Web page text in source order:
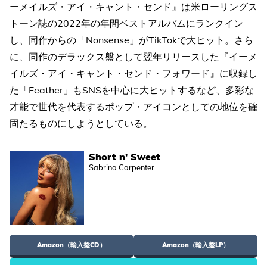
ーメイルズ・アイ・キャント・センド』は米ローリングス
トーン誌の2022年の年間ベストアルバムにランクイン
し、同作からの「Nonsense」がTikTokで大ヒット。さら
に、同作のデラックス盤として翌年リリースした『イーメ
イルズ・アイ・キャント・センド・フォワード』に収録し
た「Feather」もSNSを中心に大ヒットするなど、多彩な
才能で世代を代表するポップ・アイコンとしての地位を確
固たるものにしようとしている。
Short n' Sweet
Sabrina Carpenter
Amazon（輸入盤CD） Amazon（輸入盤LP）